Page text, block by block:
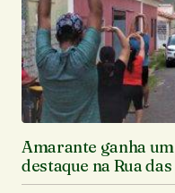
Amarante ganha
destaque na Rua